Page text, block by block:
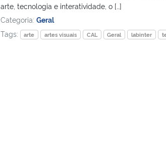
arte, tecnologia e interatividade, o […]
Categoria: Geral
Tags:
arte artes visuais CAL Geral labinter